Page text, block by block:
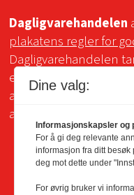
Dagligvarehandelen
plakatens regler for
Dagligvarehandelen
eksterne sider som
av
avtale.
Dine valg:
Informasjonskapsler og
For å gi deg relevante
informasjon fra ditt besøk
deg mot dette under
For øvrig bruker vi